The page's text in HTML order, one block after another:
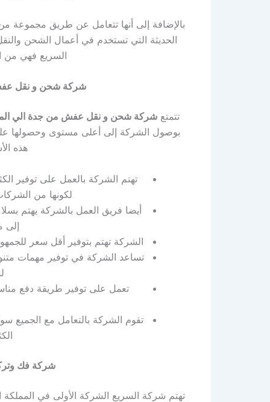
بالإضافة إلى أنها تتعامل عن طريق مجموعة من
الحديثة التي تستخدم في أعمال الشحن
السريع فهي من
شركة شحن و نقل
تتمتع شركة شحن و نقل عفش من جدة الي
بوصول الشركة إلى أعلى مستوى وحصولها
هذه
تهتم الشركة بالعمل على توفير
لكونها من
أيضا فريق العمل بالشركة يهتم
إلى
الشركة تهتم بتوفير أقل سعر
تساعد الشركة في توفير مهمات
تعمل على توفير طريقة دفع
تقوم الشركة بالتعامل مع الجميع
شركة فك
تهتم شركة السريع الشركة الأولى في المملكة